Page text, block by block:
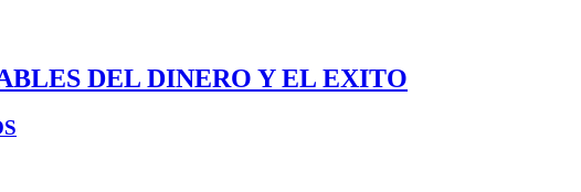
DEL DINERO Y EL EXITO